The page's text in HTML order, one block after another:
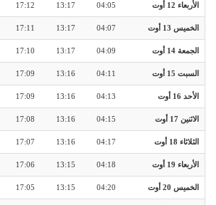
الأربعاء 12 أوت 04:05
13:17
17:12
الخميس 13 أوت 04:07
13:17
17:11
الجمعة 14 أوت 04:09
13:17
17:10
السبت 15 أوت 04:11
13:16
17:09
الأحد 16 أوت 04:13
13:16
17:09
الاثنين 17 أوت 04:15
13:16
17:08
الثلاثاء 18 أوت 04:17
13:16
17:07
الأربعاء 19 أوت 04:18
13:15
17:06
الخميس 20 أوت 04:20
13:15
17:05